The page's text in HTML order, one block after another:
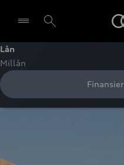
Välj återförsäljare
Lån
Millån